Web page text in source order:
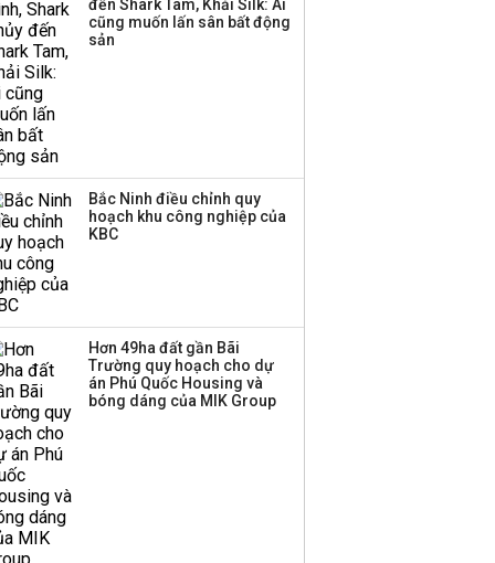
đến Shark Tam, Khải Silk: Ai
cũng muốn lấn sân bất động
sản
Bắc Ninh điều chỉnh quy
hoạch khu công nghiệp của
KBC
Hơn 49ha đất gần Bãi
Trường quy hoạch cho dự
án Phú Quốc Housing và
bóng dáng của MIK Group